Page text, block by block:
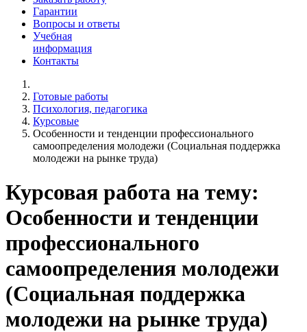
Гарантии
Вопросы и ответы
Учебная
информация
Контакты
Готовые работы
Психология, педагогика
Курсовые
Особенности и тенденции профессионального
самоопределения молодежи (Социальная поддержка
молодежи на рынке труда)
Курсовая работа на тему:
Особенности и тенденции
профессионального
самоопределения молодежи
(Социальная поддержка
молодежи на рынке труда)